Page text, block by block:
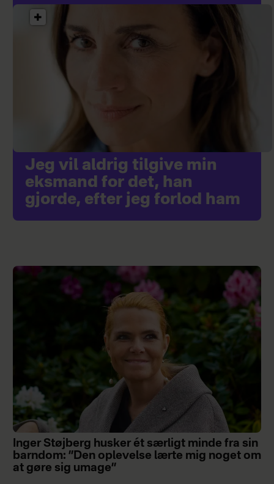
Jeg vil aldrig tilgive min
eksmand for det, han
gjorde, efter jeg forlod ham
Inger Støjberg husker ét særligt minde fra sin
barndom: ”Den oplevelse lærte mig noget om
at gøre sig umage”